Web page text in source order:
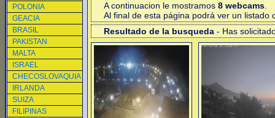
POLONIA
GEACIA
BRASIL
PAKISTAN
MALTA
ISRAEL
CHECOSLOVAQUIA
IRLANDA
SUIZA
FILIPINAS
A continuacion le mostramos 8 webcams
Al final de esta página podrá ver un
Resultado de la busqueda - Has